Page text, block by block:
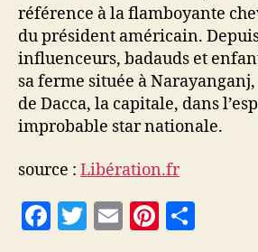
référence à la flamboyante
du président américain.
influenceurs, badauds et
sa ferme située à
de Dacca, la capitale, dans
improbable star nationale.
source : Libération.fr
F
T
E
Pi